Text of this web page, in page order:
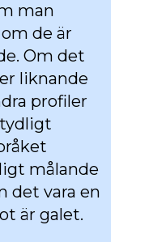
man
de är
Om det
liknande
profiler
målande
det vara en
är galet.